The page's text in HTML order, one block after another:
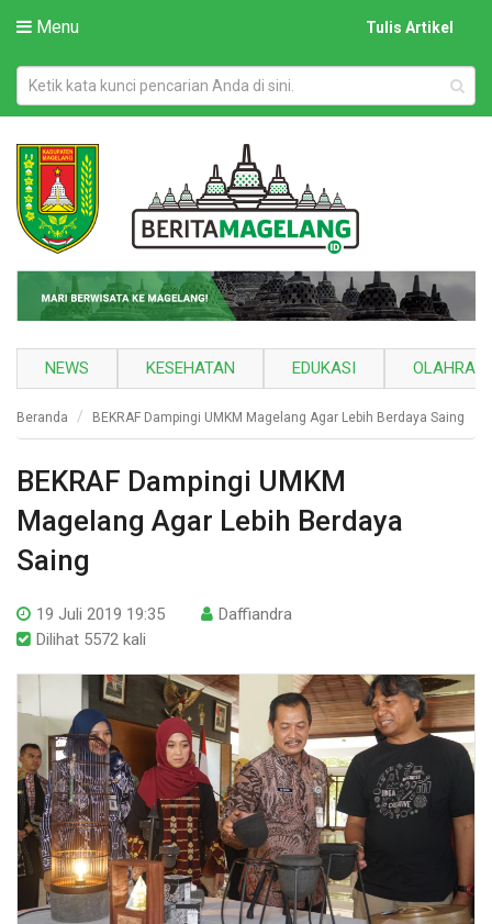
Menu Tulis Artikel
NEWS KESEHATAN EDUKASI
Beranda BEKRAF Dampingi UMKM Magelang Agar Lebih Berdaya Saing
BEKRAF Dampingi UMKM
Magelang Agar Lebih Berdaya
Saing
19 Juli 2019 19:35
Daffiandra
Dilihat 5572 kali